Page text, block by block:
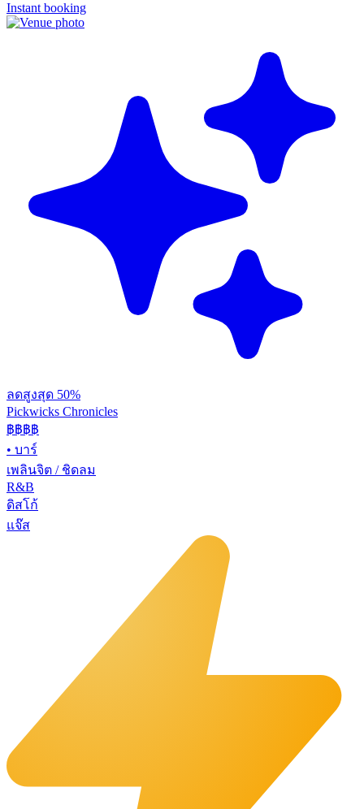
Instant booking
ลดสูงสุด 50%
Pickwicks Chronicles
฿฿฿฿
• บาร์
เพลินจิต / ชิดลม
R&B
ดิสโก้
แจ๊ส